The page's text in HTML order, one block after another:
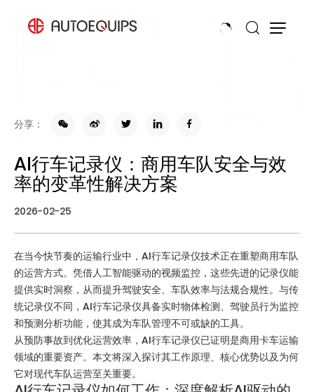
分享：
AI行车记录仪：商用车队安全与效
率的变革性解决方案
2026-02-25
在当今快节奏的运输行业中，AI行车记录仪技术正在重塑商用车队
的运营方式。凭借人工智能驱动的视频监控，这些先进的记录仪能
提供实时洞察，从而提升驾驶安全、车队效率与法规合规性。与传
统记录仪不同，AI行车记录仪具备实时物体检测、驾驶员行为监控
和预测分析功能，使其成为车队管理不可或缺的工具。
从预防事故到优化运营效率，AI行车记录仪已证明是商用卡车运输
领域的重要资产。本文将深入探讨其工作原理、核心优势以及为何
它对现代车队运营至关重要。